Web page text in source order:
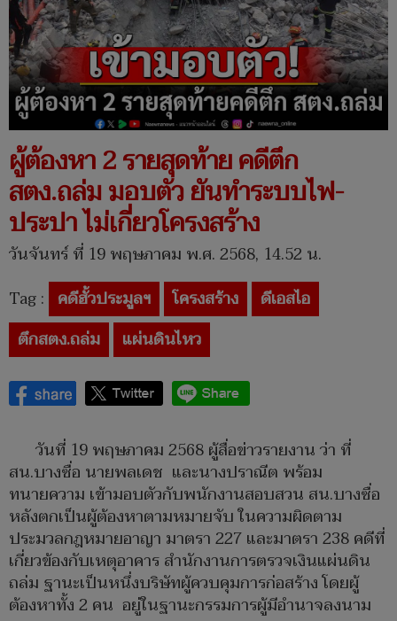
ผู้ต้องหา 2 รายสุดท้าย คดีตึก
สตง.ถล่ม มอบตัว ยันทำระบบไฟ-
ประปา ไม่เกี่ยวโครงสร้าง
วันจันทร์ ที่ 19 พฤษภาคม พ.ศ. 2568, 14.52 น.
Tag : คดีฮั้วประมูลฯ โครงสร้าง
ดีเอสไอ
ตึกสตง.ถล่ม
แผ่นดินไหว
วันที่ 19 พฤษภาคม 2568 ผู้สื่อข่าวรายงาน ว่า ที่
สน.บางซื่อ นายพลเดช และนางปราณีต พร้อม
ทนายความ เข้ามอบตัวกับพนักงานสอบสวน สน.บางซื่อ
หลังตกเป็นผู้ต้องหาตามหมายจับ ในความผิดตาม
ประมวลกฎหมายอาญา มาตรา 227 และมาตรา 238 คดีที่
เกี่ยวข้องกับเหตุอาคาร สำนักงานการตรวจเงินแผ่นดิน
ถล่ม ฐานะเป็นหนึ่งบริษัทผู้ควบคุมการก่อสร้าง โดยผู้
ต้องหาทั้ง 2 คน อยู่ในฐานะกรรมการผู้มีอำนาจลงนาม